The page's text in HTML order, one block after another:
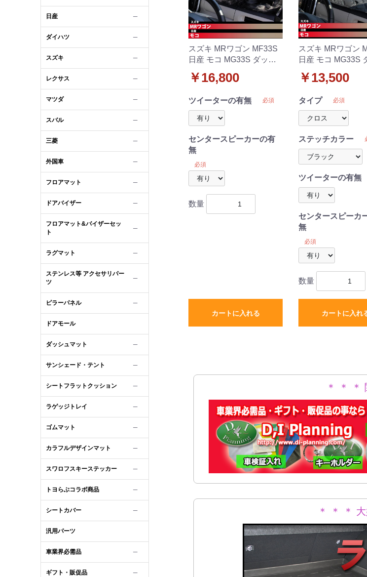
日産 ─
ダイハツ ─
スズキ ─
レクサス ─
マツダ ─
スバル ─
三菱 ─
外国車 ─
フロアマット ─
ドアバイザー ─
フロアマット&バイザーセッ
ト
─
ラグマット ─
ステンレス等 アクセサリパー
ツ
─
ピラーパネル ─
ドアモール
ダッシュマット ─
サンシェード・テント ─
シートフラットクッション ─
ラゲッジトレイ ─
ゴムマット ─
カラフルデザインマット ─
スワロフスキーステッカー ─
トヨらぶコラボ商品 ─
シートカバー ─
汎用パーツ
車業界必需品 ─
ギフト・販促品 ─
スズキ MRワゴン MF33S
日産 モコ MG33S ダッシ
ァー ハイパイル 受注生産
￥16,800
ツイーターの有無 必須
センタースピーカーの有
無
必須
数量
カートに入れる
スズキ MRワゴン
日産 モコ MG33S
イヤ/ブロック 受注
￥13,500
タイプ 必須
ステッチカラー
ツイーターの有無
センタースピーカ
無
必須
数量
カートに入れ
＊ ＊ ＊
＊ ＊ ＊